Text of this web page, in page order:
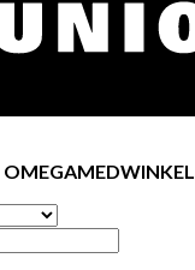
OMEGAMEDWINKEL